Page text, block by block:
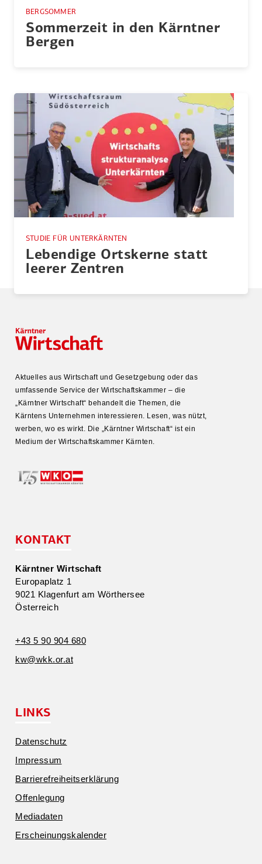
BERGSOMMER
Sommerzeit in den Kärntner
Bergen
STUDIE FÜR UNTERKÄRNTEN
Lebendige Ortskerne statt
leerer Zentren
Aktuelles aus Wirtschaft und Gesetz­gebung oder das
umfas­sende Service der Wirtschafts­kammer – die
„Kärntner Wirtschaft“ behandelt die Themen, die
Kärntens Unter­nehmen inter­es­sieren. Lesen, was nützt,
werben, wo es wirkt. Die „Kärntner Wirtschaft“ ist ein
Medium der Wirtschafts­kammer Kärnten.
KONTAKT
Kärntner Wirtschaft
Europa­platz 1
9021 Klagenfurt am Wörthersee
Öster­reich
+43 5 90 904 680
kw@​wkk.​or.​at
LINKS
Daten­schutz
Impressum
Barrie­re­frei­heits­er­klärung
Offen­legung
Media­daten
Erschei­nungs­ka­lender